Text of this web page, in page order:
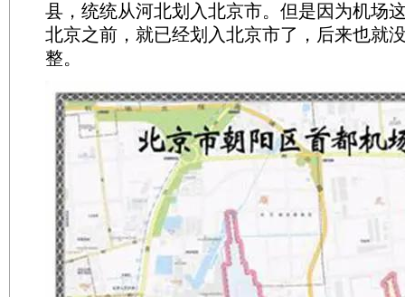
县，统统从河北划入北京市。但是因为机场
北京之前，就已经划入北京市了，后来也就
整。